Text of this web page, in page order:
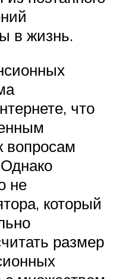
в жизнь.
что
вопросам
не
который
размер